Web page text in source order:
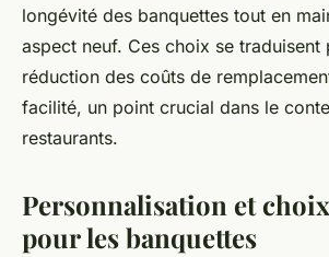
longévité des banquettes tout en
aspect neuf. Ces choix se traduisent
réduction des coûts de
facilité, un point crucial dans le
restaurants.
Personnalisation et
pour les banquettes